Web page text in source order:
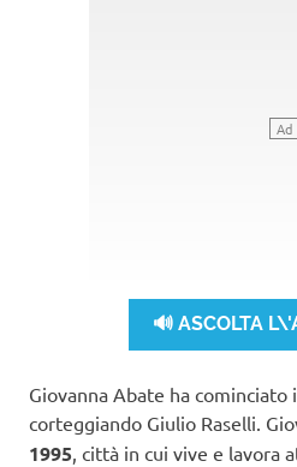
🔊 ASCOLTA
Giovanna Abate ha
corteggiando Giulio Raselli.
1995 , città in cui vive e lavora